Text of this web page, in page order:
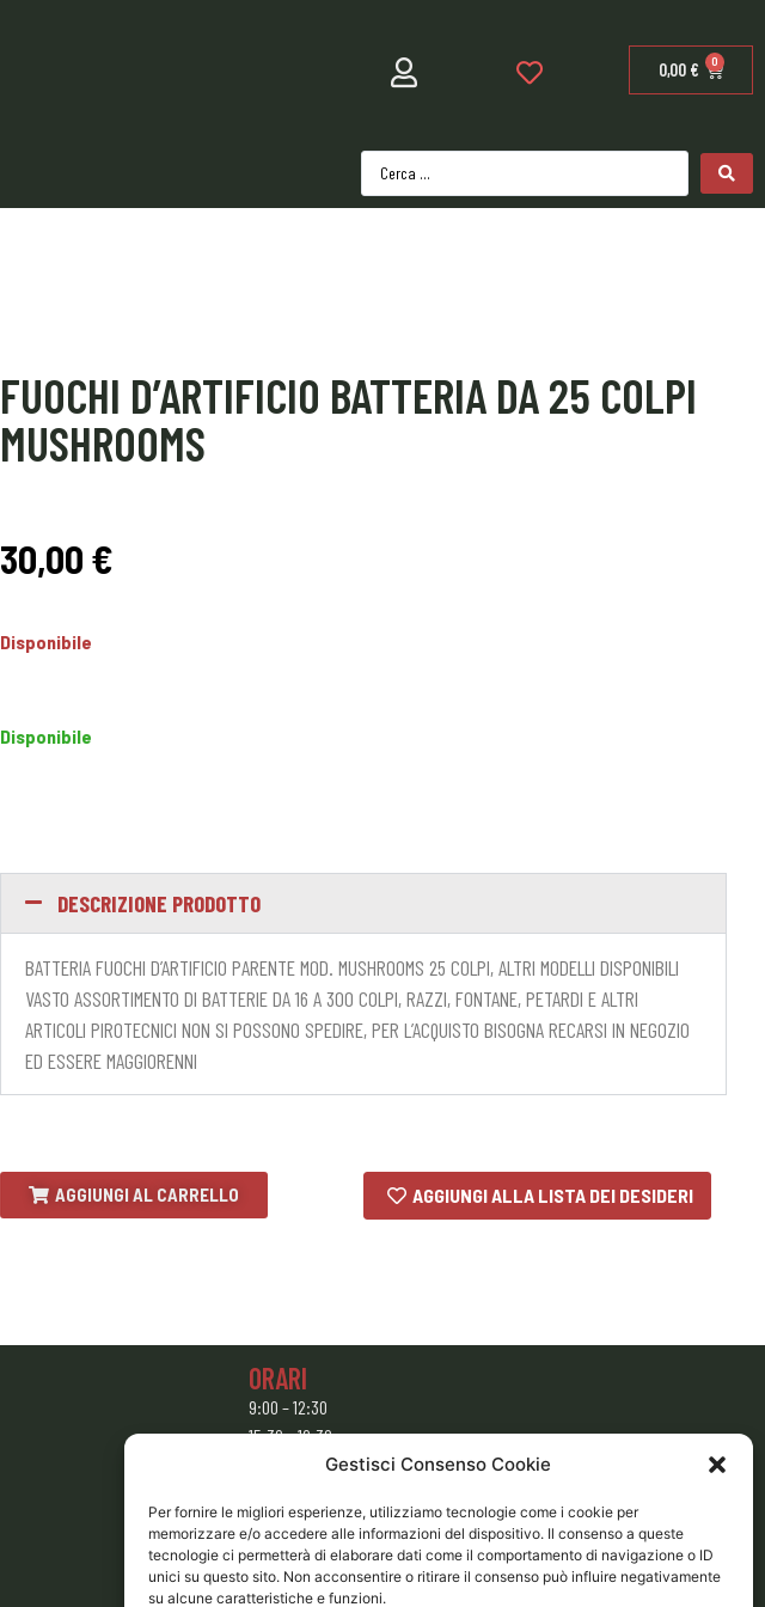
Gestisci Consenso Cookie
Per fornire le migliori esperienze, utilizziamo tecnologie come i cookie per
memorizzare e/o accedere alle informazioni del dispositivo. Il consenso a queste
tecnologie ci permetterà di elaborare dati come il comportamento di navigazione o ID
unici su questo sito. Non acconsentire o ritirare il consenso può influire negativamente
su alcune caratteristiche e funzioni.
0,00 € 0
FUOCHI D’ARTIFICIO BATTERIA DA 25 COLPI
MUSHROOMS
30,00 €
Disponibile
Disponibile
DESCRIZIONE PRODOTTO
BATTERIA FUOCHI D’ARTIFICIO PARENTE MOD. MUSHROOMS 25 COLPI, ALTRI MODELLI DISPONIBILI
VASTO ASSORTIMENTO DI BATTERIE DA 16 A 300 COLPI, RAZZI, FONTANE, PETARDI E ALTRI
ARTICOLI PIROTECNICI NON SI POSSONO SPEDIRE, PER L’ACQUISTO BISOGNA RECARSI IN NEGOZIO
ED ESSERE MAGGIORENNI
AGGIUNGI AL CARRELLO AGGIUNGI ALLA LISTA DEI DESIDERI
ORARI
9:00 – 12:30
15:30 – 19:30
Domenica e Lunedì mattina